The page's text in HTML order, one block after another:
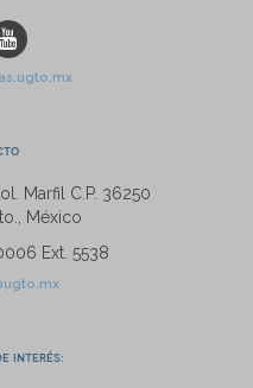
Marfil C.P. 36250
México
Ext. 5538
interés: